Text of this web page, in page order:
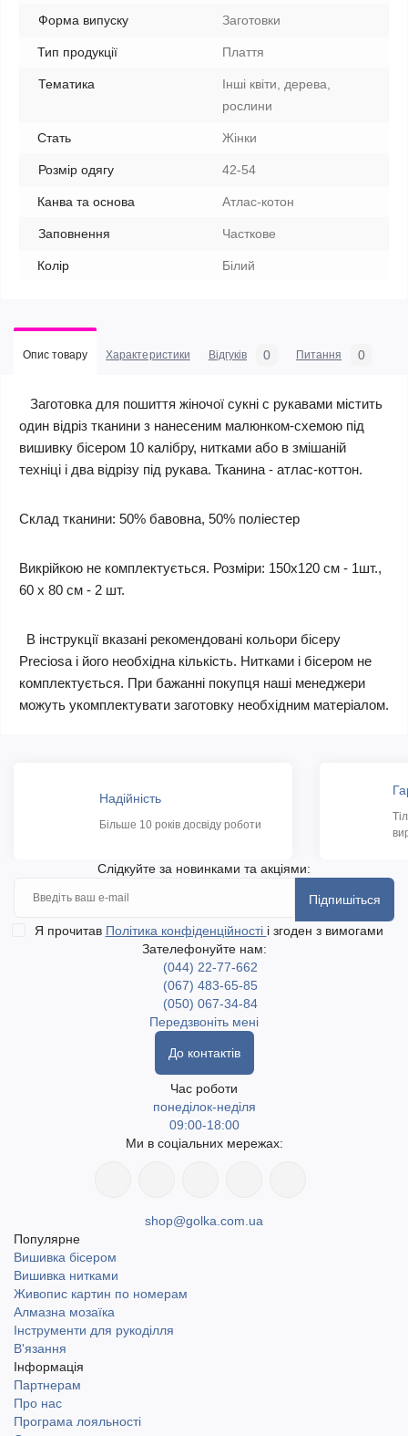
Форма випуску Заготовки
Тип продукції Плаття
Тематика
Інші квіти, дерева,
рослини
Стать Жінки
Розмір одягу 42-54
Канва та основа Атлас-котон
Заповнення Часткове
Колір Білий
Опис товару Характеристики Відгуків 0 Питання 0
Заготовка для пошиття жіночої сукні c рукавами містить
один відріз тканини з нанесеним малюнком-схемою під
вишивку бісером 10 калібру, нитками або в змішаній
техніці і два відрізу під рукава. Тканина - атлас-коттон.
Склад тканини: 50% бавовна, 50% поліестер
Викрійкою не комплектується. Розміри: 150х120 см - 1шт.,
60 х 80 см - 2 шт.
В інструкції вказані рекомендовані кольори бісеру
Preciosa і його необхідна кількість. Нитками і бісером не
комплектується. При бажанні покупця наші менеджери
можуть укомплектувати заготовку необхідним матеріалом.
Надійність
Більше 10 років досвіду роботи
Слідкуйте за новинками та акціями:
Підпишіться
Я прочитав Політика конфіденційності і згоден з вимогами
Зателефонуйте нам:
(044) 22-77-662
(067) 483-65-85
(050) 067-34-84
Передзвоніть мені
До контактів
Час роботи
понеділок-неділя
09:00-18:00
Ми в соціальних мережах:
shop@golka.com.ua
Популярне
Вишивка бісером
Вишивка нитками
Живопис картин по номерам
Алмазна мозаїка
Інструменти для рукоділля
В'язання
Інформація
Партнерам
Про нас
Програма лояльності